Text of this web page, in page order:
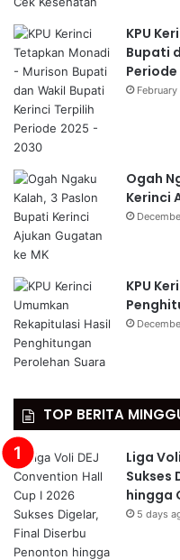
KPU
Bupati
Ogah
Kerinci
KPU
TOP BERITA
Liga
Sukses
hingga
5 days